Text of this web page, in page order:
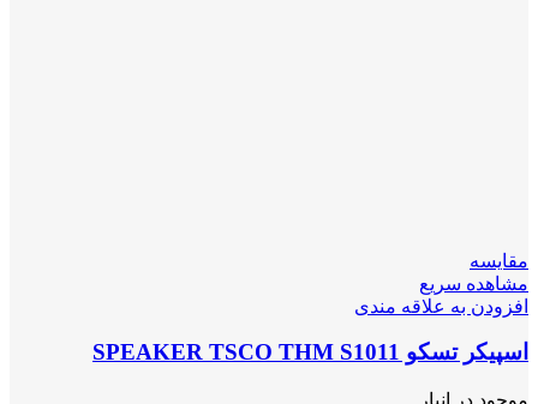
مقایسه
مشاهده سریع
افزودن به علاقه مندی
اسپیکر تسکو SPEAKER TSCO THM S1011
موجود در انبار